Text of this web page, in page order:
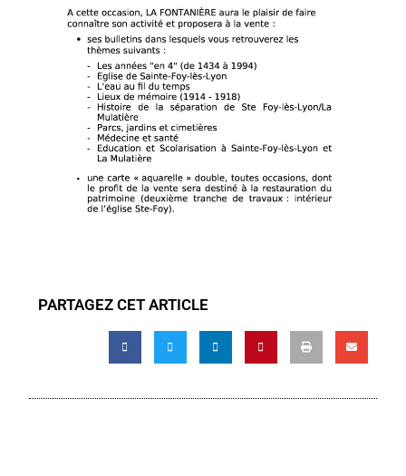
PARTAGEZ CET ARTICLE